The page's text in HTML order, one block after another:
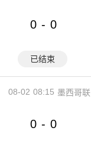
0 - 0
已结束
08:15
08-02 墨西哥联
0 - 0